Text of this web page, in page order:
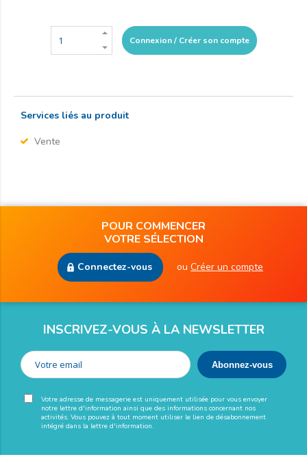
Connexion / Créer son compte
Services liés au produit
Vente
POUR COMMENCER
VOTRE SÉLECTION
Connectez-vous ou Créer un compte
INSCRIVEZ-VOUS À LA NEWSLETTER
Votre adresse de messagerie est uniquement utilisée pour vous envoyer
notre lettre d'information ainsi que des informations concernant nos
activités. Vous pouvez à tout moment utiliser le lien de désabonnement
intégré dans la lettre d'information.